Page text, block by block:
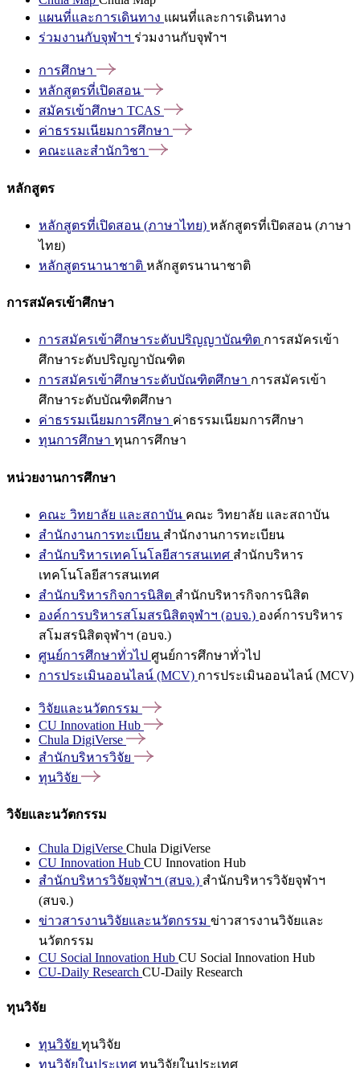
แผนที่และการเดินทาง แผนที่และการเดินทาง
ร่วมงานกับจุฬาฯ ร่วมงานกับจุฬาฯ
การศึกษา
หลักสูตรที่เปิดสอน
สมัครเข้าศึกษา TCAS
ค่าธรรมเนียมการศึกษา
คณะและสำนักวิชา
หลักสูตร
หลักสูตรที่เปิดสอน (ภาษาไทย) หลักสูตรที่เปิดสอน (ภาษา
ไทย)
หลักสูตรนานาชาติ หลักสูตรนานาชาติ
การสมัครเข้าศึกษา
การสมัครเข้าศึกษาระดับปริญญาบัณฑิต การสมัครเข้า
ศึกษาระดับปริญญาบัณฑิต
การสมัครเข้าศึกษาระดับบัณฑิตศึกษา การสมัครเข้า
ศึกษาระดับบัณฑิตศึกษา
ค่าธรรมเนียมการศึกษา ค่าธรรมเนียมการศึกษา
ทุนการศึกษา ทุนการศึกษา
หน่วยงานการศึกษา
คณะ วิทยาลัย และสถาบัน คณะ วิทยาลัย และสถาบัน
สำนักงานการทะเบียน สำนักงานการทะเบียน
สำนักบริหารเทคโนโลยีสารสนเทศ สำนักบริหาร
เทคโนโลยีสารสนเทศ
สำนักบริหารกิจการนิสิต สำนักบริหารกิจการนิสิต
องค์การบริหารสโมสรนิสิตจุฬาฯ (อบจ.) องค์การบริหาร
สโมสรนิสิตจุฬาฯ (อบจ.)
ศูนย์การศึกษาทั่วไป ศูนย์การศึกษาทั่วไป
การประเมินออนไลน์ (MCV) การประเมินออนไลน์ (MCV)
วิจัยและนวัตกรรม
CU Innovation Hub
Chula DigiVerse
สำนักบริหารวิจัย
ทุนวิจัย
วิจัยและนวัตกรรม
Chula DigiVerse Chula DigiVerse
CU Innovation Hub CU Innovation Hub
สำนักบริหารวิจัยจุฬาฯ (สบจ.) สำนักบริหารวิจัยจุฬาฯ
(สบจ.)
ข่าวสารงานวิจัยและนวัตกรรม ข่าวสารงานวิจัยและ
นวัตกรรม
CU Social Innovation Hub CU Social Innovation Hub
CU-Daily Research CU-Daily Research
ทุนวิจัย
ทุนวิจัย ทุนวิจัย
ทุนวิจัยในประเทศ ทุนวิจัยในประเทศ